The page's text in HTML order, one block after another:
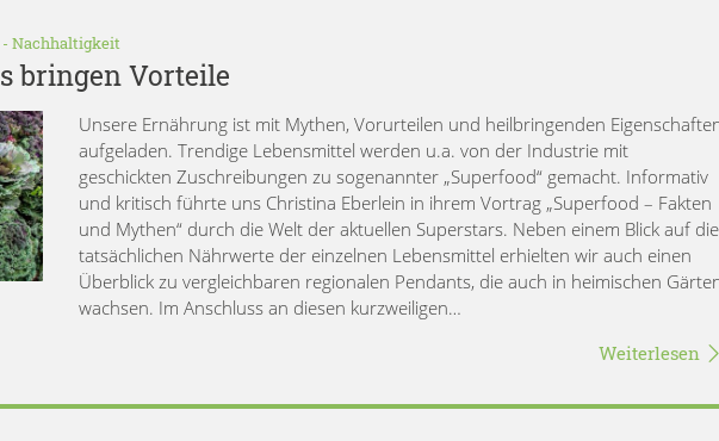
- Nachhaltigkeit
bringen Vorteile
Unsere Ernährung ist mit Mythen, Vorurteilen und heilbringenden
aufgeladen. Trendige Lebensmittel werden u.a. von der Industrie mit
geschickten Zuschreibungen zu sogenannter „Superfood“ gemacht. Informativ
und kritisch führte uns Christina Eberlein in ihrem Vortrag „Superfood – Fakten
und Mythen“ durch die Welt der aktuellen Superstars. Neben einem Blick auf die
tatsächlichen Nährwerte der einzelnen Lebensmittel erhielten wir auch einen
Überblick zu vergleichbaren regionalen Pendants, die auch in heimischen
wachsen. Im Anschluss an diesen kurzweiligen…
Weiterlesen